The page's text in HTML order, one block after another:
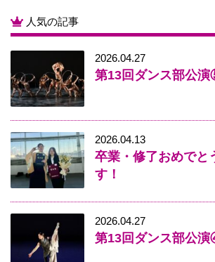
人気の記事
2026.04.27
第13回ダンス部公
2026.04.13
卒業・修了おめでと
す！
2026.04.27
第13回ダンス部公